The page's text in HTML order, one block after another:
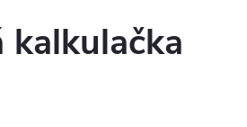
kalkulačka